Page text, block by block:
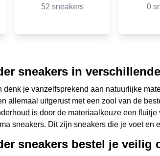
52 sneakers 0
sneakers in
denk je vanzelfsprekend aan natuurlijke
allemaal uitgerust met een zool van de
is door de materiaalkeuze een
sneakers. Dit zijn sneakers die je voet
sneakers bestel je veilig